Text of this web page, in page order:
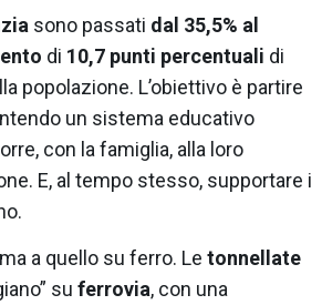
sono passati dal 35,5% al
di 10,7 punti percentuali di
popolazione. L’obiettivo è partire
un sistema educativo
con la famiglia, alla loro
E, al tempo stesso, supportare i
a quello su ferro. Le tonnellate
su ferrovia, con una